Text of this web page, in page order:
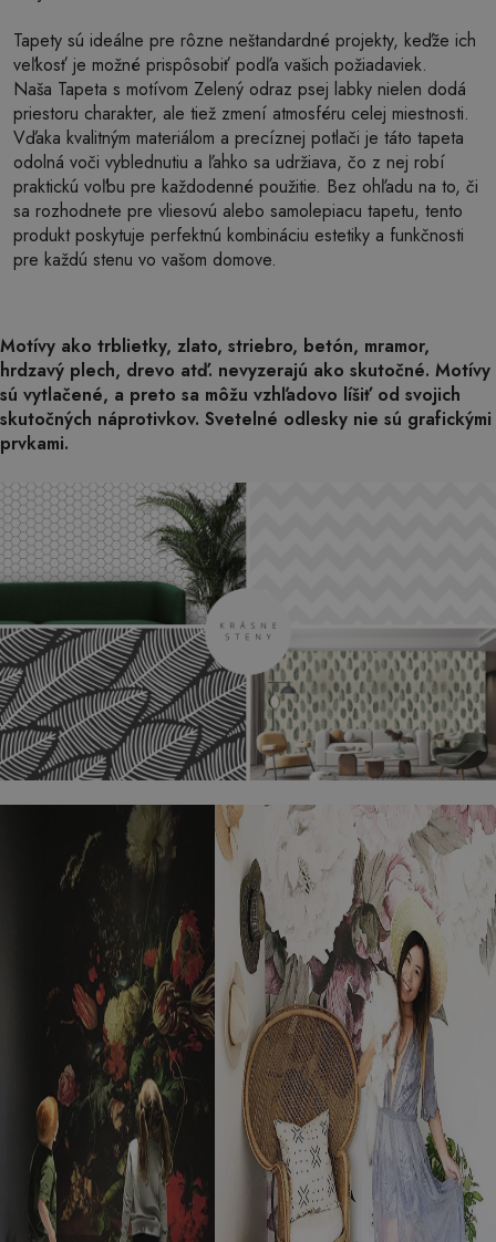
Tapety sú ideálne pre rôzne neštandardné projekty, keďže ich
veľkosť je možné prispôsobiť podľa vašich požiadaviek.
Naša Tapeta s motívom Zelený odraz psej labky nielen dodá
priestoru charakter, ale tiež zmení atmosféru celej miestnosti.
Vďaka kvalitným materiálom a precíznej potlači je táto tapeta
odolná voči vyblednutiu a ľahko sa udržiava, čo z nej robí
praktickú voľbu pre každodenné použitie. Bez ohľadu na to, či
sa rozhodnete pre vliesovú alebo samolepiacu tapetu, tento
produkt poskytuje perfektnú kombináciu estetiky a funkčnosti
pre každú stenu vo vašom domove.
Motívy ako trblietky, zlato, striebro, betón, mramor,
hrdzavý plech, drevo atď. nevyzerajú ako skutočné. Motívy
sú vytlačené, a preto sa môžu vzhľadovo líšiť od svojich
skutočných náprotivkov. Svetelné odlesky nie sú grafickými
prvkami.